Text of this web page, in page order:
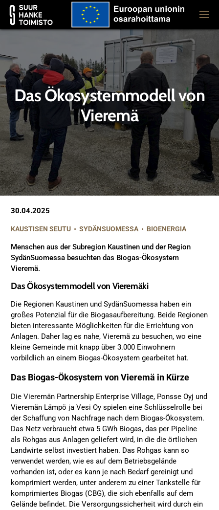
Das Ökosystemmodell von
Vieremä
30.04.2025
KAUSTISEN SEUTU •SYDÄNSUOMESSA • BIOENERGIA
Menschen aus der Subregion Kaustinen und der Region
SydänSuomessa besuchten das Biogas-Ökosystem
Vieremä.
Das Ökosystemmodell von Vieremäki
Die Regionen Kaustinen und SydänSuomessa haben ein
großes Potenzial für die Biogasaufbereitung. Beide Regionen
bieten interessante Möglichkeiten für die Errichtung von
Anlagen. Daher lag es nahe, Vieremä zu besuchen, wo eine
kleine Gemeinde mit knapp über 3.000 Einwohnern
vorbildlich an einem Biogas-Ökosystem gearbeitet hat.
Das Biogas-Ökosystem von Vieremä in Kürze
Die Vieremän Partnership Enterprise Village, Ponsse Oyj und
Vieremän Lämpö ja Vesi Oy spielen eine Schlüsselrolle bei
der Schaffung von Nachfrage nach dem Biogas-Ökosystem.
Das Netz verbraucht etwa 5 GWh Biogas, das per Pipeline
als Rohgas aus Anlagen geliefert wird, in die die örtlichen
Landwirte selbst investiert haben. Das Rohgas kann so
verwendet werden, wie es auf dem Betriebsgelände
vorhanden ist, oder es kann je nach Bedarf gereinigt und
komprimiert werden, unter anderem zu einer Tankstelle für
komprimiertes Biogas (CBG), die sich ebenfalls auf dem
Gelände befindet. Die Versorgungssicherheit wird durch ein